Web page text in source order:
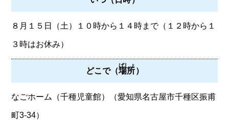
８月１５日（土）１０時から１４時まで（１２時から１
３時はお休み）
どこで（場所
ばしょ
）
なごホーム（千種児童館）（愛知県名古屋市千種区振甫
町3-34）